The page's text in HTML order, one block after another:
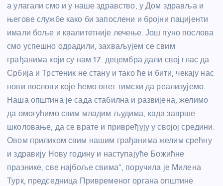
а улагали смо и у наше здравство, у Дом здравља и
његове службе како би запослени и бројни пацијенти
имали боље и квалитетније лечење. Још пуно послова
смо успешно одрадили, захваљујем се свим
грађанима који су нам 17. децембра дали свој глас да
Србија и Трстеник не стану и тако ће и бити, чекају нас
нови послови које ћемо опет тимски да реализујемо.
Наша општина је сада стабилна и развијена, желимо
да омогућимо свим младим људима, када заврше
школовање, да се врате и привређују у својој средини.
Овом приликом свим нашим грађанима желим срећну
и здравију Нову годину и наступајуће Божићне
празнике, све најбоље свима”, поручила је Милена
Турк, председница Привременог органа општине